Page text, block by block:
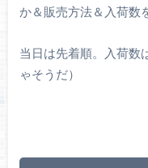
か＆販売方法＆入荷数
当日は先着順。入荷数
ゃそうだ）